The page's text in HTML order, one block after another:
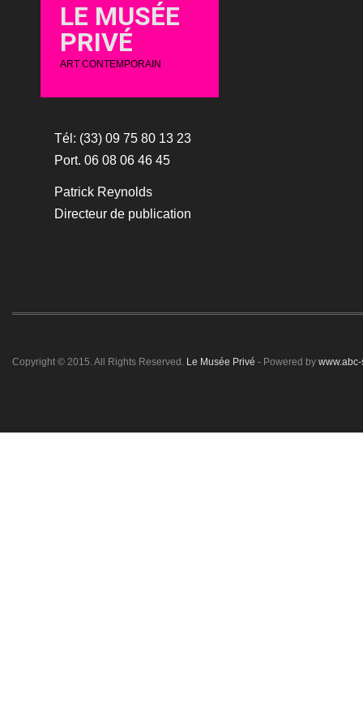
LE MUSÉE
PRIVÉ
ART CONTEMPORAIN
Tél: (33) 09 75 80 13 23
Port. 06 08 06 46 45
Patrick Reynolds
Directeur de publication
Copyright © 2015. All Rights Reserved. Le Musée Privé - Powered by